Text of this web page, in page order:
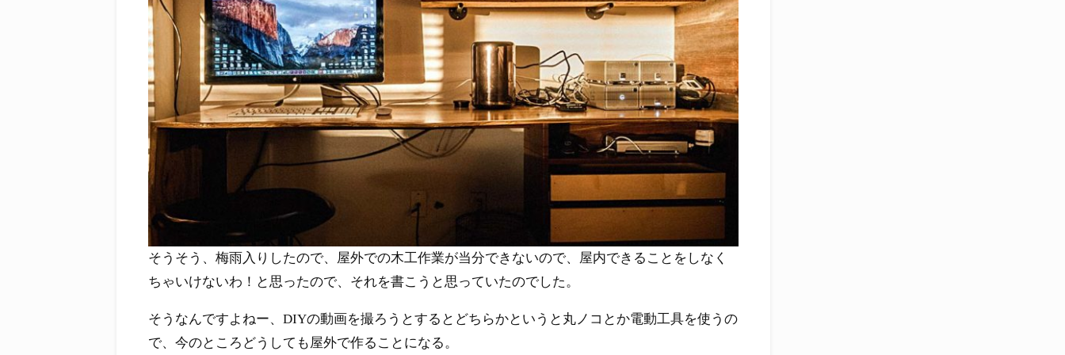
そうそう、梅雨入りしたので、屋外での木工作業が当分できないので、屋内できることをしなく
ちゃいけないわ！と思ったので、それを書こうと思っていたのでした。
そうなんですよねー、DIYの動画を撮ろうとするとどちらかというと丸ノコとか電動工具を使うの
で、今のところどうしても屋外で作ることになる。